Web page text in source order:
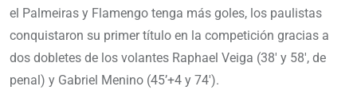
el Palmeiras y Flamengo tenga más goles, los paulistas
conquistaron su primer título en la competición gracias a
dos dobletes de los volantes Raphael Veiga (38′ y 58′, de
penal) y Gabriel Menino (45’+4 y 74′).